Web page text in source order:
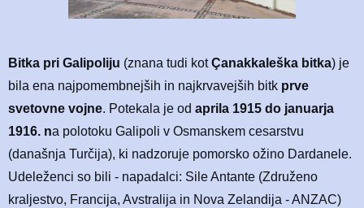
Bitka pri Galipoliju (znana tudi kotÇanakkaleška bitka) je
bila ena najpomembnejših in najkrvavejših bitk prve
svetovne vojne. Potekala je od aprila 1915 do januarja
1916. na polotoku Galipoli v Osmanskem cesarstvu
(današnja Turčija), ki nadzoruje pomorsko ožino Dardanele.
Udeleženci so bili - napadalci: Sile Antante (Združeno
kraljestvo, Francija, Avstralija in Nova Zelandija - ANZAC)